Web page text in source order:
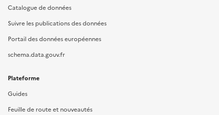
Catalogue de données
Suivre les publications des données
Portail des données européennes
schema.data.gouv.fr
Plateforme
Guides
Feuille de route et nouveautés